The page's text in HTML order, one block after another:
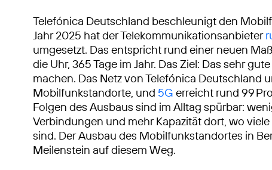
Telefónica Deutschland beschleunigt den
Jahr 2025 hat der Telekommunikationsanbieter
umgesetzt. Das entspricht rund einer neuen
die Uhr, 365 Tage im Jahr. Das Ziel: Das sehr
machen. Das Netz von Telefónica Deutschland
Mobilfunkstandorte, und 5G erreicht rund 99
Folgen des Ausbaus sind im Alltag spürbar:
Verbindungen und mehr Kapazität dort, wo
sind. Der Ausbau des Mobilfunkstandortes in
Meilenstein auf diesem Weg.